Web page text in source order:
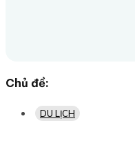
Chủ đề:
DU LỊCH